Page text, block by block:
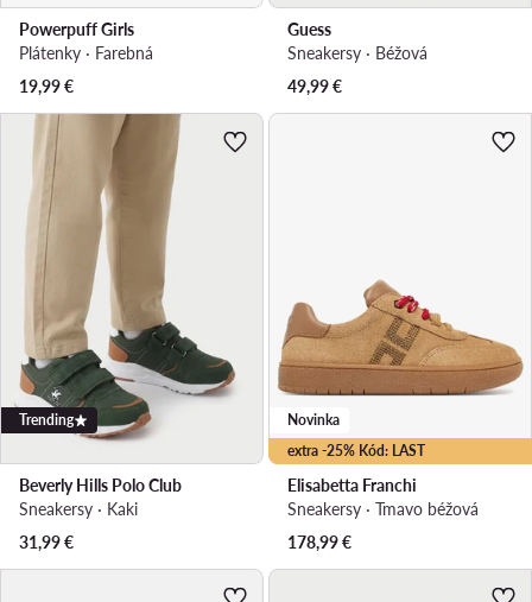
Powerpuff Girls
Plátenky · Farebná
19,99€
Guess
Sneakersy · Béžová
49,99€
Trending
Beverly Hills Polo Club
Sneakersy · Kaki
31,99€
extra -25% Kód: LAST
Novinka
Elisabetta Franchi
Sneakersy · Tmavo béžová
178,99€